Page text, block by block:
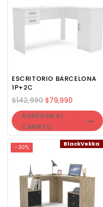
ESCRITORIO BARCELONA
1P+2C
$142,990 $79,990
AGREGAR AL
CARRITO
-30% BlackVekka